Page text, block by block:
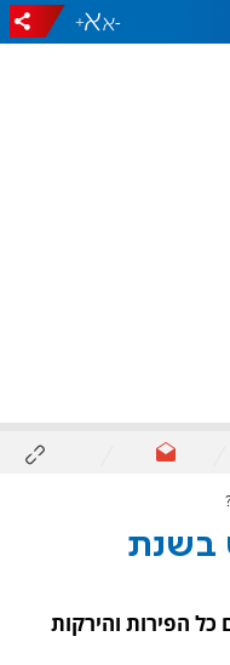
-
+
בשנת
הפירות והירקות